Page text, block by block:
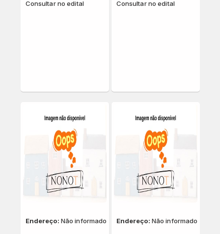
Consultar no edital
Consultar no edital
Endereço: Não informado Endereço: Não informado